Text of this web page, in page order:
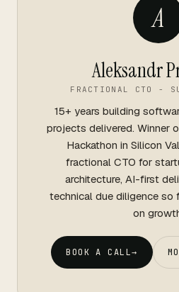
A
Aleksandr
FRACTIONAL CTO -
15+ years building
projects delivered. Winner
Hackathon in Silicon
fractional CTO for
architecture, AI-first
technical due diligence so
on
BOOK A CALL→